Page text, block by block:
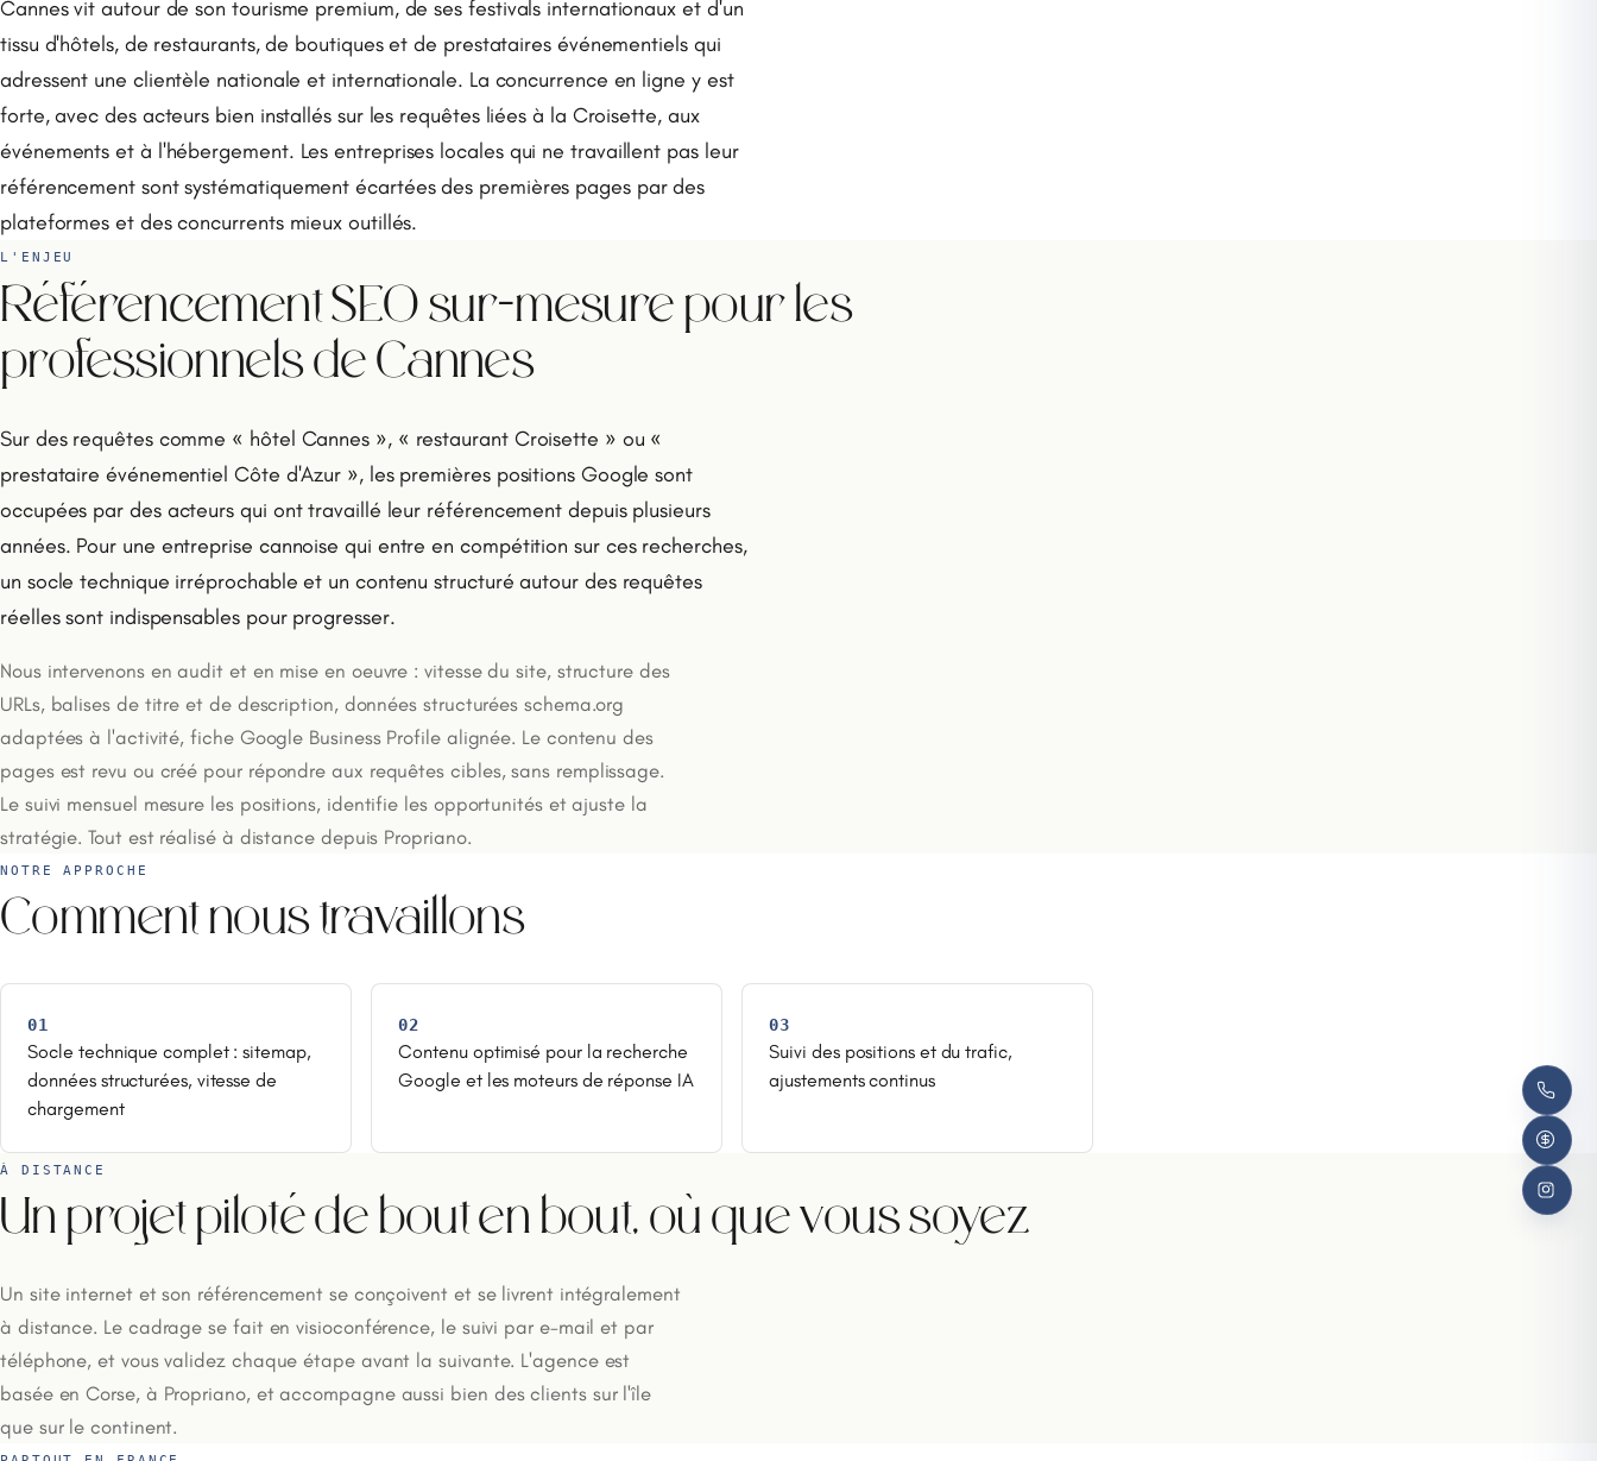
Cannes vit autour de son tourisme premium, de ses festivals internationaux et d'un
tissu d'hôtels, de restaurants, de boutiques et de prestataires événementiels qui
adressent une clientèle nationale et internationale. La concurrence en ligne y est
forte, avec des acteurs bien installés sur les requêtes liées à la Croisette, aux
événements et à l'hébergement. Les entreprises locales qui ne travaillent pas leur
référencement sont systématiquement écartées des premières pages par des
plateformes et des concurrents mieux outillés.
L'ENJEU
Référencement SEO sur-mesure pour les
professionnels de Cannes
Sur des requêtes comme « hôtel Cannes », « restaurant Croisette » ou «
prestataire événementiel Côte d'Azur », les premières positions Google sont
occupées par des acteurs qui ont travaillé leur référencement depuis plusieurs
années. Pour une entreprise cannoise qui entre en compétition sur ces recherches,
un socle technique irréprochable et un contenu structuré autour des requêtes
réelles sont indispensables pour progresser.
Nous intervenons en audit et en mise en oeuvre : vitesse du site, structure des
URLs, balises de titre et de description, données structurées schema.org
adaptées à l'activité, fiche Google Business Profile alignée. Le contenu des
pages est revu ou créé pour répondre aux requêtes cibles, sans remplissage.
Le suivi mensuel mesure les positions, identifie les opportunités et ajuste la
stratégie. Tout est réalisé à distance depuis Propriano.
NOTRE APPROCHE
Comment nous travaillons
01
Socle technique complet : sitemap,
données structurées, vitesse de
chargement
02
Contenu optimisé pour la recherche
Google et les moteurs de réponse IA
03
Suivi des positions et du trafic,
ajustements continus
À DISTANCE
Un projet piloté de bout en bout, où que vous soyez
Un site internet et son référencement se conçoivent et se livrent intégralement
à distance. Le cadrage se fait en visioconférence, le suivi par e-mail et par
téléphone, et vous validez chaque étape avant la suivante. L'agence est
basée en Corse, à Propriano, et accompagne aussi bien des clients sur l'île
que sur le continent.